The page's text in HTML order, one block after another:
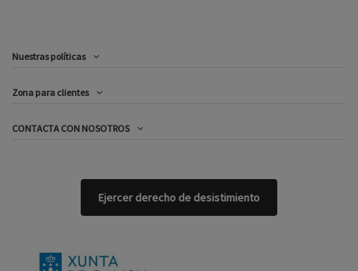
Nuestras políticas
Zona para clientes
CONTACTA CON NOSOTROS
Ejercer derecho de desistimiento